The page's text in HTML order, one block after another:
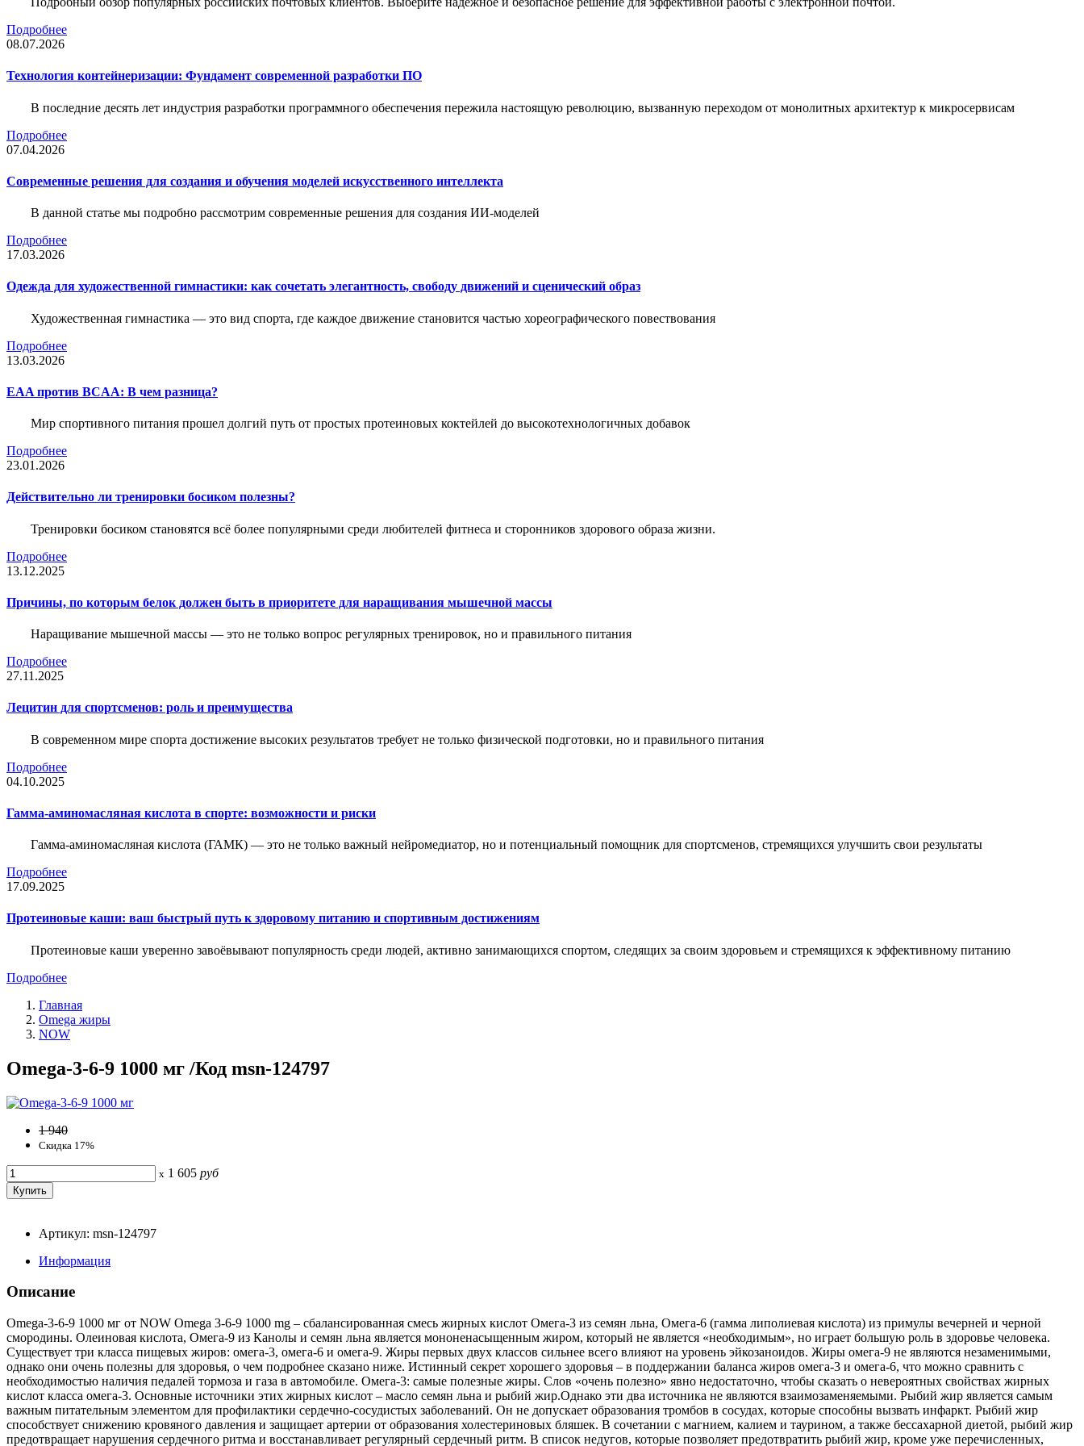
Подробнее
08.07.2026
Технология контейнеризации: Фундамент современной разработки ПО
В последние десять лет индустрия разработки программного обеспечения пережила настоящую революцию, вызванную переходом от монолитных архитектур к микросервисам
Подробнее
07.04.2026
Современные решения для создания и обучения моделей искусственного интеллекта
В данной статье мы подробно рассмотрим современные решения для создания ИИ-моделей
Подробнее
17.03.2026
Одежда для художественной гимнастики: как сочетать элегантность, свободу движений и сценический образ
Художественная гимнастика — это вид спорта, где каждое движение становится частью хореографического повествования
Подробнее
13.03.2026
EAA против BCAA: В чем разница?
Мир спортивного питания прошел долгий путь от простых протеиновых коктейлей до высокотехнологичных добавок
Подробнее
23.01.2026
Действительно ли тренировки босиком полезны?
Тренировки босиком становятся всё более популярными среди любителей фитнеса и сторонников здорового образа жизни.
Подробнее
13.12.2025
Причины, по которым белок должен быть в приоритете для наращивания мышечной массы
Наращивание мышечной массы — это не только вопрос регулярных тренировок, но и правильного питания
Подробнее
27.11.2025
Лецитин для спортсменов: роль и преимущества
В современном мире спорта достижение высоких результатов требует не только физической подготовки, но и правильного питания
Подробнее
04.10.2025
Гамма-аминомасляная кислота в спорте: возможности и риски
Гамма-аминомасляная кислота (ГАМК) — это не только важный нейромедиатор, но и потенциальный помощник для спортсменов, стремящихся улучшить свои результаты
Подробнее
17.09.2025
Протеиновые каши: ваш быстрый путь к здоровому питанию и спортивным достижениям
Протеиновые каши уверенно завоёвывают популярность среди людей, активно занимающихся спортом, следящих за своим здоровьем и стремящихся к эффективному питанию
Подробнее
Главная
Omega жиры
NOW
Omega-3-6-9 1000 мг /Код msn-124797
1 940
Скидка 17%
x 1 605 руб
Артикул: msn-124797
Информация
Описание
Omega-3-6-9 1000 мг от NOW Omega 3-6-9 1000 mg – сбалансированная смесь жирных кислот Омега-3 из семян льна, Омега-6 (гамма липолиевая кислота) из примулы вечерней и черной
смородины. Олеиновая кислота, Омега-9 из Канолы и семян льна является мононенасыщенным жиром, который не является «необходимым», но играет большую роль в здоровье человека.
Существует три класса пищевых жиров: омега-3, омега-6 и омега-9. Жиры первых двух классов сильнее всего влияют на уровень эйкозаноидов. Жиры омега-9 не являются незаменимыми,
однако они очень полезны для здоровья, о чем подробнее сказано ниже. Истинный секрет хорошего здоровья – в поддержании баланса жиров омега-3 и омега-6, что можно сравнить с
необходимостью наличия педалей тормоза и газа в автомобиле. Омега-3: самые полезные жиры. Слов «очень полезно» явно недостаточно, чтобы сказать о невероятных свойствах жирных
кислот класса омега-3. Основные источники этих жирных кислот – масло семян льна и рыбий жир.Однако эти два источника не являются взаимозаменяемыми. Рыбий жир является самым
важным питательным элементом для профилактики сердечно-сосудистых заболеваний. Он не допускает образования тромбов в сосудах, которые способны вызвать инфаркт. Рыбий жир
способствует снижению кровяного давления и защищает артерии от образования холестериновых бляшек. В сочетании с магнием, калием и таурином, а также бессахарной диетой, рыбий жир
предотвращает нарушения сердечного ритма и восстанавливает регулярный сердечный ритм. В список недугов, которые позволяет предотвратить рыбий жир, кроме уже перечисленных,